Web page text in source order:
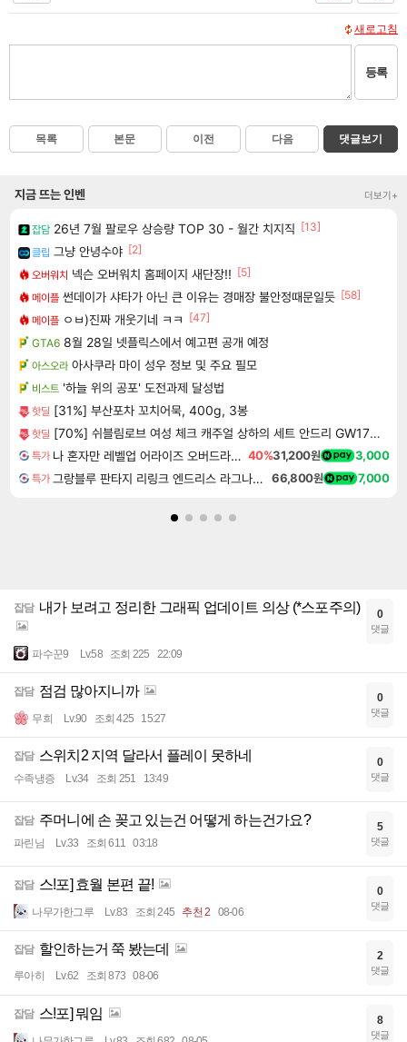
새로고침
등록
목록 본문 이전 다음 댓글보기
지금 뜨는 인벤 더보기+
잡담 26년 7월 팔로우 상승량 TOP 30 - 월간 치지직 [13]
클립 그냥 안녕수야 [2]
오버워치 넥슨 오버워치 홈페이지 새단장!! [5]
메이플 썬데이가 샤타가 아닌 큰 이유는 경매장 불안정때문일듯 [58]
메이플 ㅇㅂ)진짜 개웃기네 ㅋㅋ
[47]
GTA6 8월 28일 넷플릭스에서 예고편 공개 예정
아스오라 아사쿠라 마이 성우 정보 및 주요 필모
비스트 '하늘 위의 공포' 도전과제 달성법
핫딜 [31%] 부산포차 꼬치어묵, 400g, 3봉
핫딜 [70%] 쉬블림로브 여성 체크 캐주얼 상하의 세트 안드리 GW1780, FREE, 1세트
특가 나 혼자만 레벨업 어라이즈 오버드라이브 디럭스 에디션 Solo Leveling Arise Overdrive Deluxe Edition 40%31,200원 3,000
특가 그랑블루 판타지 리링크 엔드리스 라그나로크 Granblue Fantasy Relink Endless Ragnarok 66,800원 7,000
잡담 내가 보려고 정리한 그래픽 업데이트 의상 (*스포주의)
파수꾼9 Lv.58 조회 225 22:09
0
댓글
잡담 점검 많아지니까
무희 Lv.90 조회 425 15:27
0
댓글
잡담 스위치2 지역 달라서 플레이 못하네
수족냉증 Lv.34 조회 251 13:49
0
댓글
잡담 주머니에 손 꽂고 있는건 어떻게 하는건가요?
파린님 Lv.33 조회 611 03:18
5
댓글
잡담 스!포] 효월 본편 끝!
나무가한그루 Lv.83 조회 245 추천 2 08-06
0
댓글
잡담 할인하는거 쭉 봤는데
루아히 Lv.62 조회 873 08-06
2
댓글
잡담 스!포] 뭐임 8
댓글